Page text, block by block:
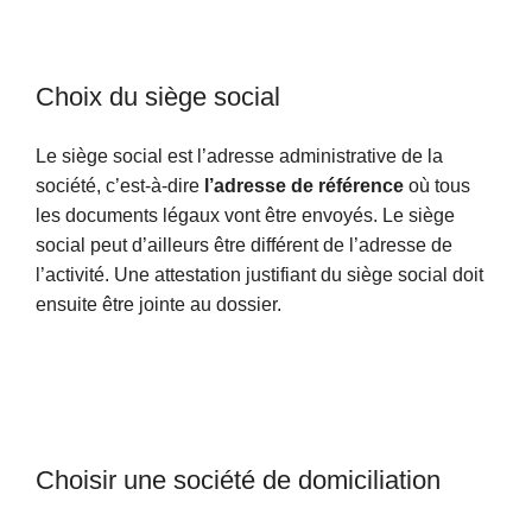
Choix du siège social
Le siège social est l’adresse administrative de la
société, c’est-à-dire l’adresse de référence où tous
les documents légaux vont être envoyés. Le siège
social peut d’ailleurs être différent de l’adresse de
l’activité. Une attestation justifiant du siège social doit
ensuite être jointe au dossier.
Choisir une société de domiciliation